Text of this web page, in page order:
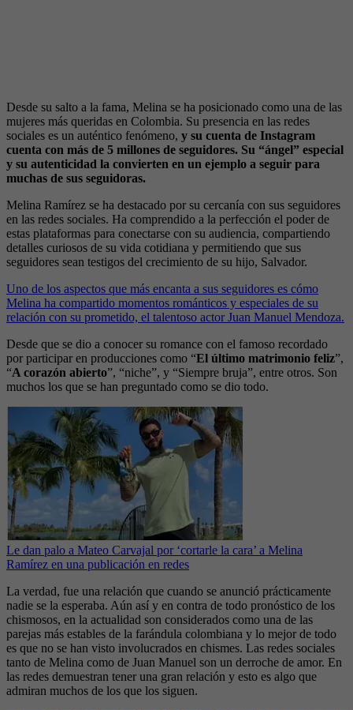
Desde su salto a la fama, Melina se ha posicionado como una de las
mujeres más queridas en Colombia. Su presencia en las redes
sociales es un auténtico fenómeno, y su cuenta de Instagram
cuenta con más de 5 millones de seguidores. Su “ángel” especial
y su autenticidad la convierten en un ejemplo a seguir para
muchas de sus seguidoras.
Melina Ramírez se ha destacado por su cercanía con sus seguidores
en las redes sociales. Ha comprendido a la perfección el poder de
estas plataformas para conectarse con su audiencia, compartiendo
detalles curiosos de su vida cotidiana y permitiendo que sus
seguidores sean testigos del crecimiento de su hijo, Salvador.
Uno de los aspectos que más encanta a sus seguidores es cómo
Melina ha compartido momentos románticos y especiales de su
relación con su prometido, el talentoso actor Juan Manuel Mendoza.
Desde que se dio a conocer su romance con el famoso recordado
por participar en producciones como “El último matrimonio feliz”,
“A corazón abierto”, “niche”, y “Siempre bruja”, entre otros. Son
muchos los que se han preguntado como se dio todo.
Le dan palo a Mateo Carvajal por ‘cortarle la cara’ a Melina
Ramírez en una publicación en redes
La verdad, fue una relación que cuando se anunció prácticamente
nadie se la esperaba. Aún así y en contra de todo pronóstico de los
chismosos, en la actualidad son considerados como una de las
parejas más estables de la farándula colombiana y lo mejor de todo
es que no se han visto involucrados en chismes. Las redes sociales
tanto de Melina como de Juan Manuel son un derroche de amor. En
las redes demuestran tener una gran relación y esto es algo que
admiran muchos de los que los siguen.